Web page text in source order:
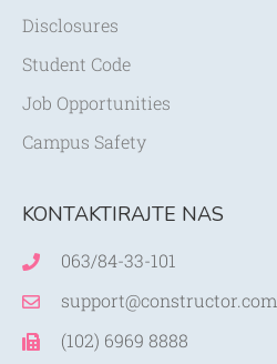
Disclosures
Student Code
Job Opportunities
Campus Safety
KONTAKTIRAJTE NAS
063/84-33-101
support@constructor.com
(102) 6969 8888